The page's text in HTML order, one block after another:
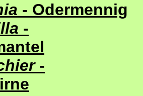
- Odermennig
-
-